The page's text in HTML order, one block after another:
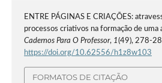
ENTRE PÁGINAS E CRIAÇÕES:
processos criativos na formação de uma
Cadernos Para O Professor, 1(49), 278-
https://doi.org/10.62556/h1z8w103
FORMATOS DE CITAÇÃO